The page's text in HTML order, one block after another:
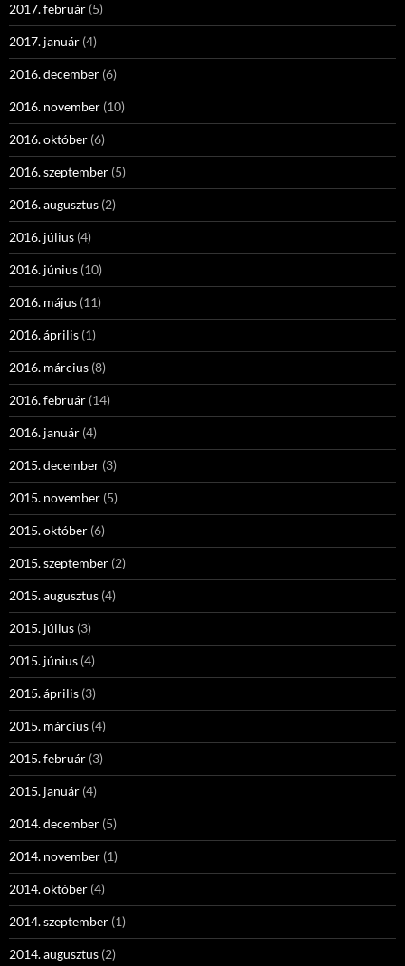
2017. február (5)
2017. január (4)
2016. december (6)
2016. november (10)
2016. október (6)
2016. szeptember (5)
2016. augusztus (2)
2016. július (4)
2016. június (10)
2016. május (11)
2016. április (1)
2016. március (8)
2016. február (14)
2016. január (4)
2015. december (3)
2015. november (5)
2015. október (6)
2015. szeptember (2)
2015. augusztus (4)
2015. július (3)
2015. június (4)
2015. április (3)
2015. március (4)
2015. február (3)
2015. január (4)
2014. december (5)
2014. november (1)
2014. október (4)
2014. szeptember (1)
2014. augusztus (2)